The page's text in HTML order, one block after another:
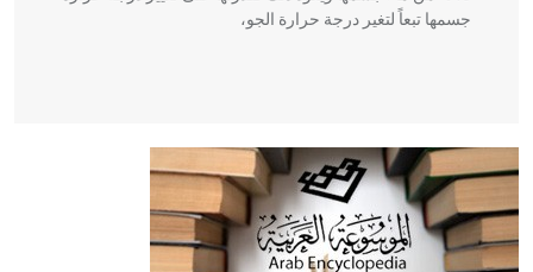
جسمها تبعاً لتغير درجة حرارة الجو،
- هل تعلم أن أبقراط كتب في الطب أربعة مؤلفات هي:
الحكم، الأدلة، تنظيم التغذية، ورسالته في جروح الرأس. ويعود
له الفضل بأنه حرر الطب من الدين والفلسفة.